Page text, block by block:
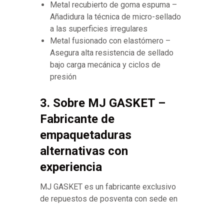
Metal recubierto de goma espuma –
Añadidura la técnica de micro-sellado
a las superficies irregulares
Metal fusionado con elastómero –
Asegura alta resistencia de sellado
bajo carga mecánica y ciclos de
presión
3. Sobre MJ GASKET –
Fabricante de
empaquetaduras
alternativas con
experiencia
MJ GASKET es un fabricante exclusivo
de repuestos de posventa con sede en